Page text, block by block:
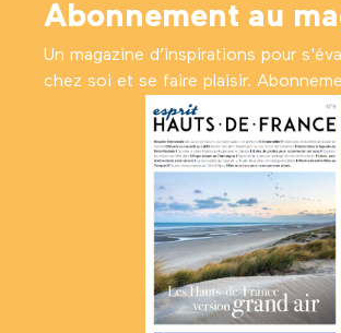
Abonnement au
Un magazine d’inspirations pour
chez soi et se faire plaisir.